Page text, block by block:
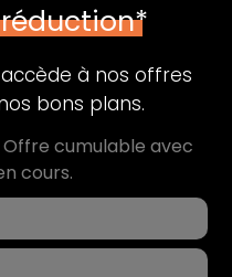
à nos offres
bons plans.
cumulable avec
cours.